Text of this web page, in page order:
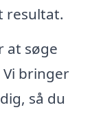
resultat.
at søge
bringer
så du